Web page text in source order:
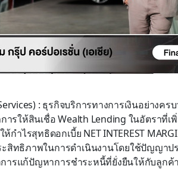
: ธุรกิจบริการทางการเงินอย่างคร
การให้สินเชื่อ Wealth Lending ในอัตราที่
กำไรสุทธิดอกเบี้ย NET INTEREST
ะสิทธิภาพในการดำเนินงานโดยใช้ปัญญา
ารแก้ปัญหาการชำระหนี้ที่ยั่งยืนให้กับลูกค้